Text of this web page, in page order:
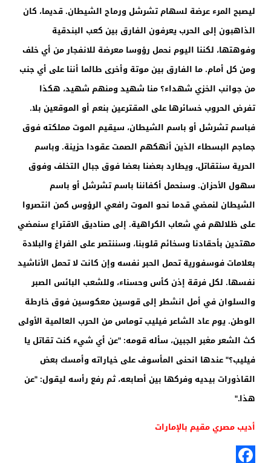
ليصبح المرء عرضة لسهام تشرشل ورماح الشيطان. قديما، كان
الذاهبون إلى الحرب يعرفون الفارق بين كعب البندقية
وفوهتها، لكننا اليوم نحمل رؤوسا معرضة للانفجار من أي خلف
ومن كل أمام. ما الفارق بين موتة وأخرى طالما أننا على أي جنب
من جوانب الخزي شهداء؟ منا شهيد ومنهم شهيد، هكذا
تفرض الحروب خسائرها على المقترعين بنعم أو الموقعين بلا.
فباسم تشرشل أو باسم الشيطان، سيقيم الموت مملكته فوق
جماجم البسطاء الذين أنهكهم الصمت عقودا حزينة. وباسم
الحرية سنتقاتل، ويطارد بعضنا بعضا فوق جبال التخلف وفوق
سهول الأحزان. وسنحمل أكفاننا باسم تشرشل أو باسم
الشيطان لنمضي قدما نحو الموت رافعي الرؤوس كمن انتصروا
على ظلالهم في شعاب الكراهية. إلى صناديق الاقتراع سنمضي
مهتدين بأحقادنا وسخائم قلوبنا، وسننتصر على الفراغ والبلادة
بعلامات فوسفورية تحمل الحبر نفسه وإن كانت لا تحمل الأناشيد
نفسها. لكل فرقة إذن كأس وحسناء، وللشعب البائس الصبر
والسلوان في أمل انشطر إلى قوسين معكوسين فوق خارطة
الوطن. يوم عاد الشاعر فيليب توماس من الحرب العالمية الأولى
كث الشعر مغبر الجبين، سأله قومه: "عن أي شيء كنت تقاتل يا
فيليب؟" عندها انحنى المأسوف على خياراته وأمسك بعض
القاذورات بيديه وفركها بين أصابعه، ثم رفع رأسه ليقول: "عن
هذا."
أديب مصري مقيم بالإمارات